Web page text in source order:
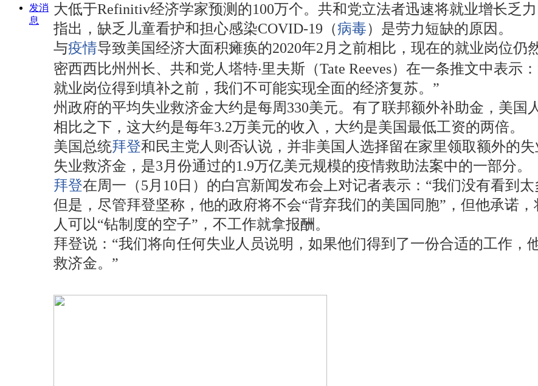
发消
息
大低于Refinitiv经济学家预测的100万个。共和党立法者迅速将就业增长乏
指出，缺乏儿童看护和担心感染COVID-19（病毒）是劳力短缺的原因。
与疫情导致美国经济大面积瘫痪的2020年2月之前相比，现在的就业岗位仍
密西西比州州长、共和党人塔特‧里夫斯（Tate Reeves）在一条推文中表示
就业岗位得到填补之前，我们不可能实现全面的经济复苏。”
州政府的平均失业救济金大约是每周330美元。有了联邦额外补助金，美国
相比之下，这大约是每年3.2万美元的收入，大约是美国最低工资的两倍。
美国总统拜登和民主党人则否认说，并非美国人选择留在家里领取额外的
失业救济金，是3月份通过的1.9万亿美元规模的疫情救助法案中的一部分。
拜登在周一（5月10日）的白宫新闻发布会上对记者表示：“我们没有看到
但是，尽管拜登坚称，他的政府将不会“背弃我们的美国同胞”，但他承诺
人可以“钻制度的空子”，不工作就拿报酬。
拜登说：“我们将向任何失业人员说明，如果他们得到了一份合适的工作，
救济金。”